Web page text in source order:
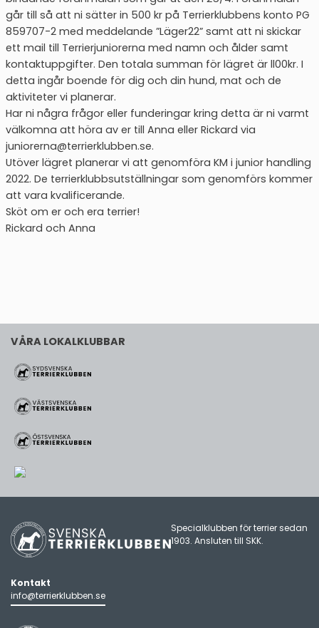
går till så att ni sätter in 500 kr på Terrierklubbens konto PG
859707-2 med meddelande ”Läger22” samt att ni skickar
ett mail till Terrierjuniorerna med namn och ålder samt
kontaktuppgifter. Den totala summan för lägret är ll00kr. I
detta ingår boende för dig och din hund, mat och de
aktiviteter vi planerar.
Har ni några frågor eller funderingar kring detta är ni varmt
välkomna att höra av er till Anna eller Rickard via
juniorerna@terrierklubben.se.
Utöver lägret planerar vi att genomföra KM i junior handling
2022. De terrierklubbsutställningar som genomförs kommer
att vara kvalificerande.
Sköt om er och era terrier!
Rickard och Anna
VÅRA LOKALKLUBBAR
Specialklubben för terrier sedan
1903. Ansluten till SKK.
Kontakt
info@terrierklubben.se